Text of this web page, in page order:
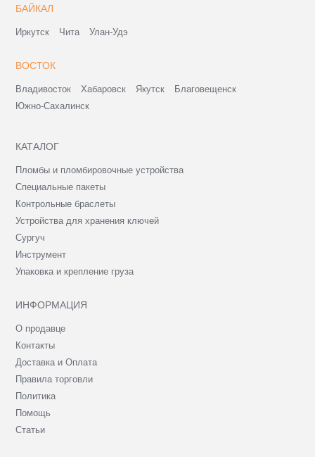
БАЙКАЛ
Иркутск Чита Улан-Удэ
ВОСТОК
Владивосток Хабаровск Якутск
Благовещенск
Южно-Сахалинск
КАТАЛОГ
Пломбы и пломбировочные устройства
Специальные пакеты
Контрольные браслеты
Устройства для хранения ключей
Сургуч
Инструмент
Упаковка и крепление груза
ИНФОРМАЦИЯ
О продавце
Контакты
Доставка и Оплата
Правила торговли
Политика
Помощь
Статьи